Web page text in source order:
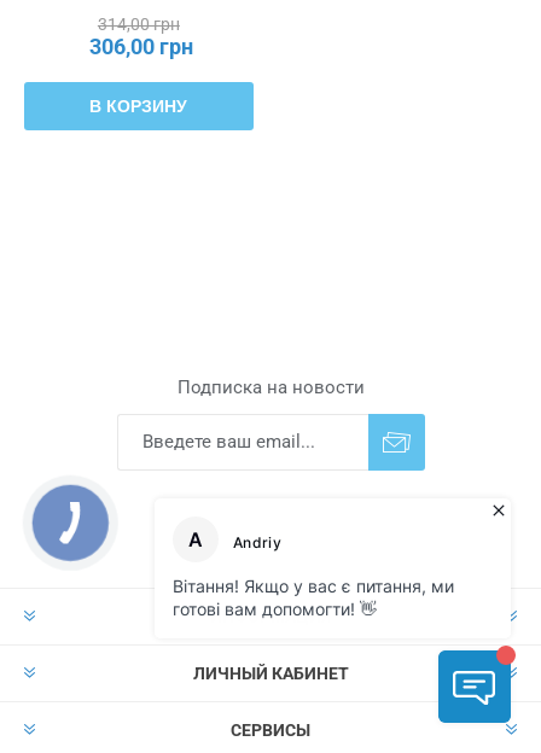
314,00 грн
306,00 грн
В КОРЗИНУ
Подписка на новости
ИНФОРМАЦИЯ
ЛИЧНЫЙ КАБИНЕТ
СЕРВИСЫ